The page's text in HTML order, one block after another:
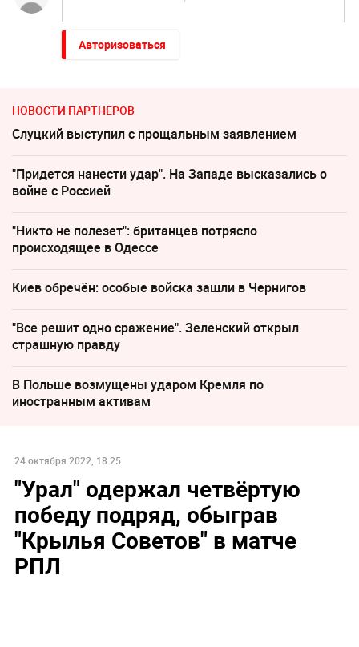
Авторизоваться
НОВОСТИ ПАРТНЕРОВ
Слуцкий выступил с прощальным заявлением
"Придется нанести удар". На Западе высказались о
войне с Россией
"Никто не полезет": британцев потрясло
происходящее в Одессе
Киев обречён: особые войска зашли в Чернигов
"Все решит одно сражение". Зеленский открыл
страшную правду
В Польше возмущены ударом Кремля по
иностранным активам
24 октября 2022, 18:25
"Урал" одержал четвёртую
победу подряд, обыграв
"Крылья Советов" в матче
РПЛ